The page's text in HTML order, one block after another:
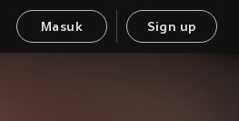
Masuk Sign up